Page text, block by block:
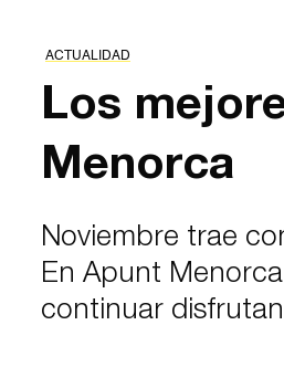
ACTUALIDAD
Los
Menorca
Noviembre trae
En Apunt
continuar